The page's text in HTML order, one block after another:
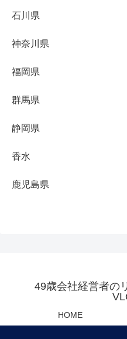
石川県
神奈川県
福岡県
群馬県
静岡県
香水
鹿児島県
49歳会社経営者の
HOME